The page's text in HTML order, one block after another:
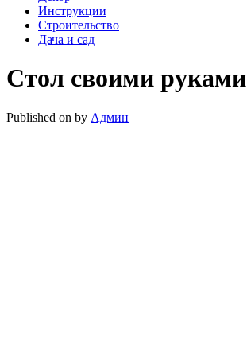
Инструкции
Строительство
Дача и сад
Стол своими руками
Published on by Админ